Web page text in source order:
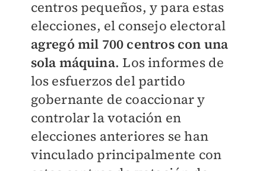
centros pequeños, y para estas
elecciones, el consejo electoral
agregó mil 700 centros con una
sola máquina. Los informes de
los esfuerzos del partido
gobernante de coaccionar y
controlar la votación en
elecciones anteriores se han
vinculado principalmente con